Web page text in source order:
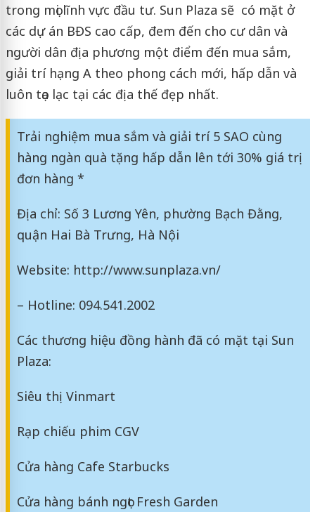
trong mọi lĩnh vực đầu tư. Sun Plaza sẽ có mặt ở
các dự án BĐS cao cấp, đem đến cho cư dân và
người dân địa phương một điểm đến mua sắm,
giải trí hạng A theo phong cách mới, hấp dẫn và
luôn tọa lạc tại các địa thế đẹp nhất.
Trải nghiệm mua sắm và giải trí 5 SAO cùng
hàng ngàn quà tặng hấp dẫn lên tới 30% giá trị
đơn hàng *
Địa chỉ: Số 3 Lương Yên, phường Bạch Đằng,
quận Hai Bà Trưng, Hà Nội
Website: http://www.sunplaza.vn/
– Hotline: 094.541.2002
Các thương hiệu đồng hành đã có mặt tại Sun
Plaza:
Siêu thị Vinmart
Rạp chiếu phim CGV
Cửa hàng Cafe Starbucks
Cửa hàng bánh ngọt Fresh Garden